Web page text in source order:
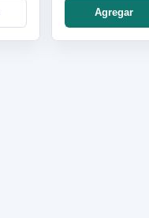
Agregar